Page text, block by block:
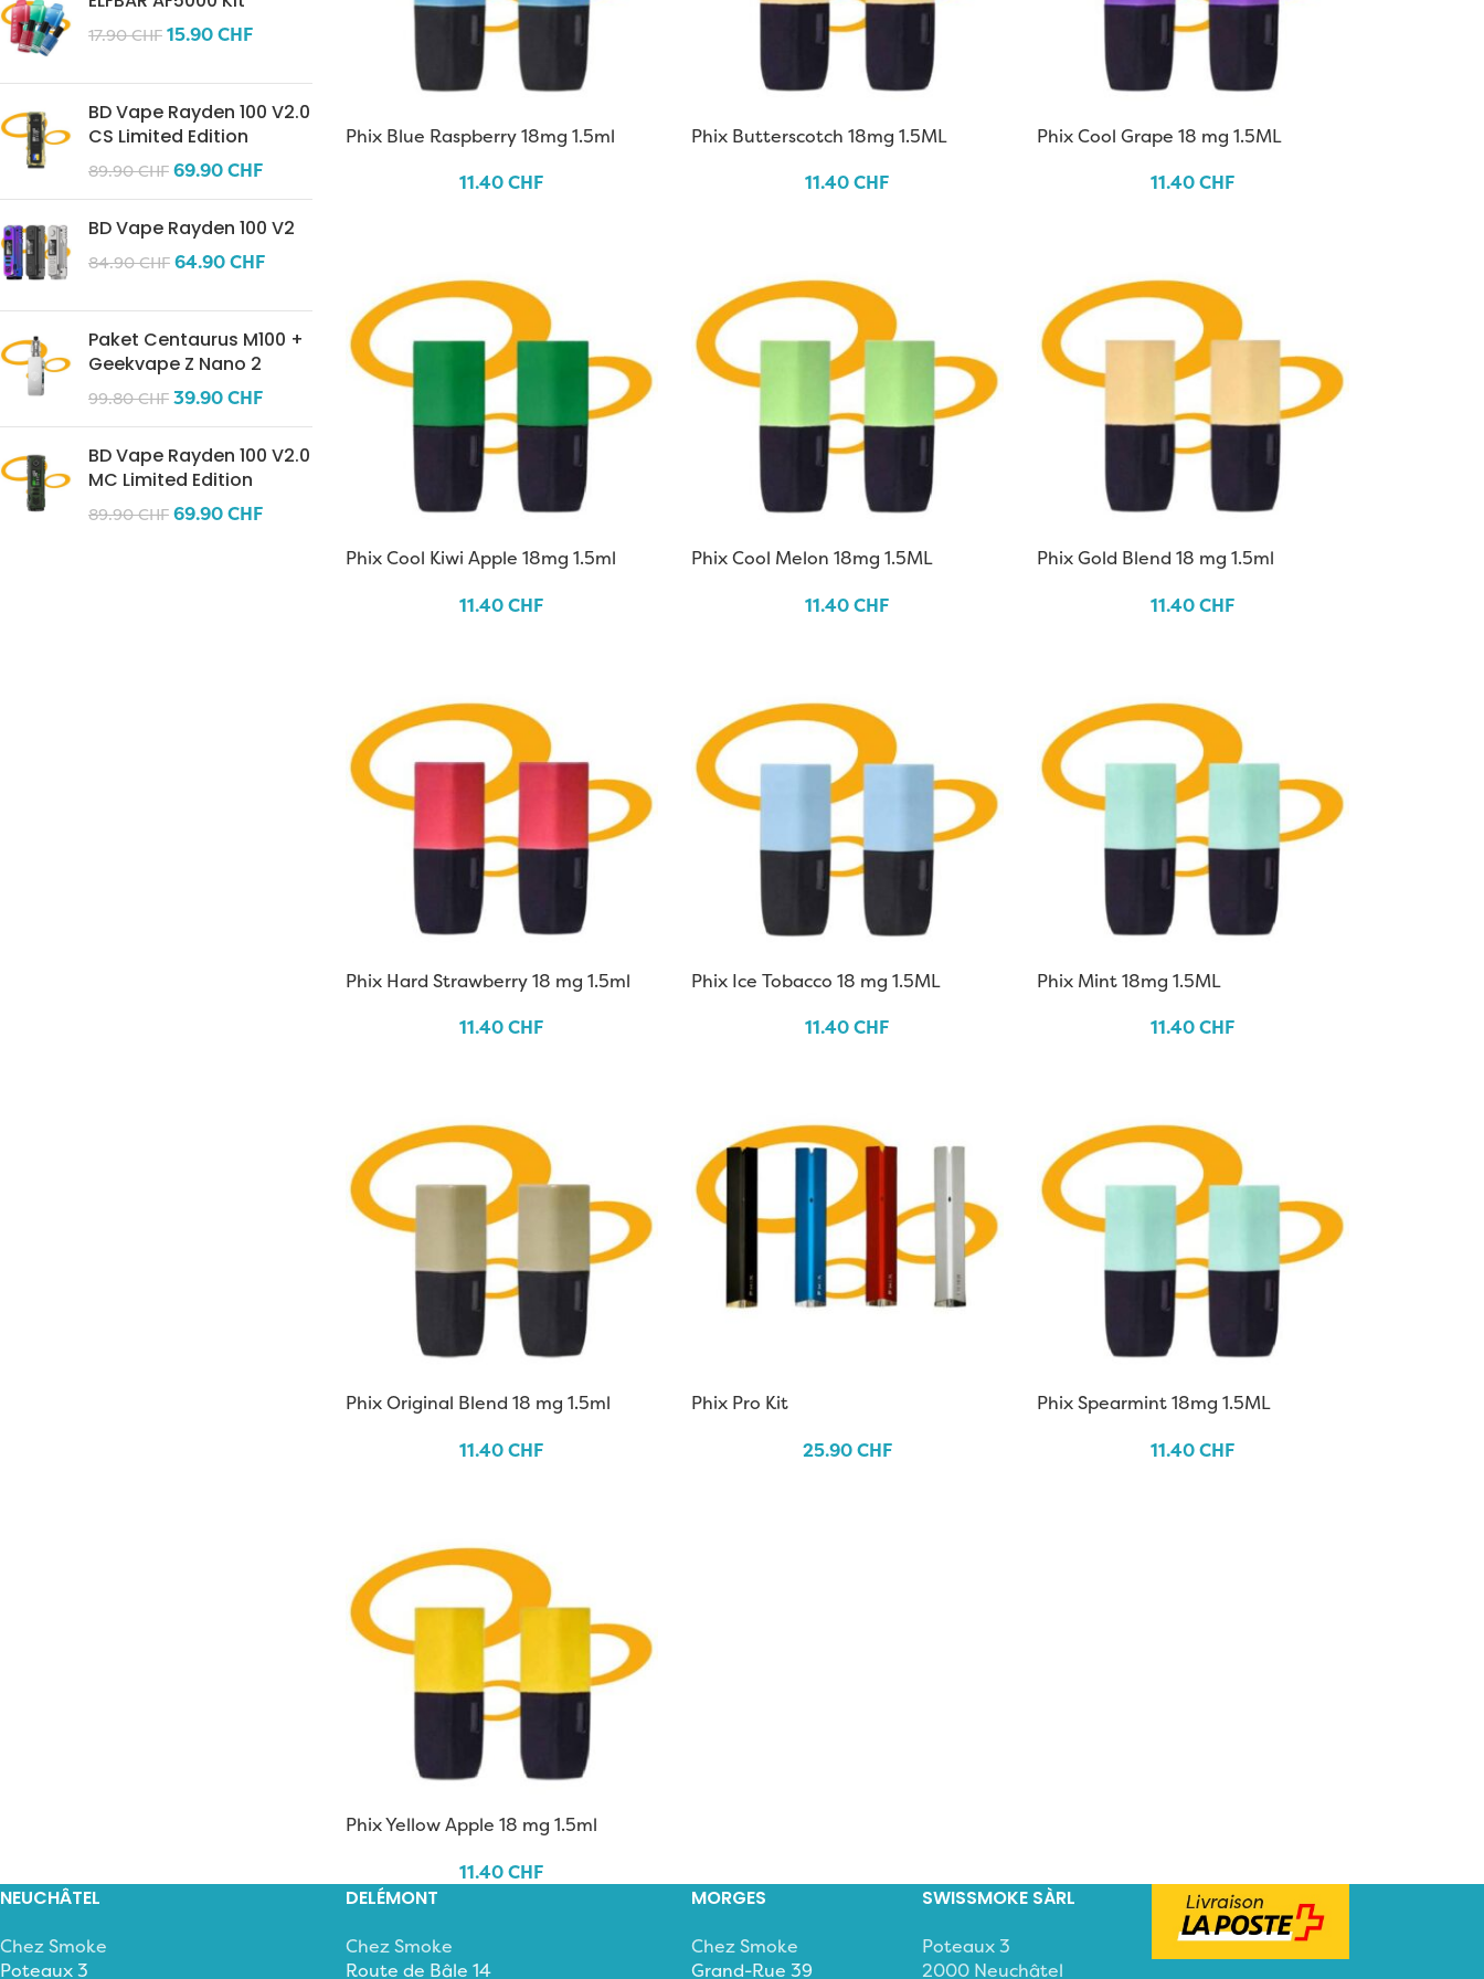
17.90CHF 15.90CHF
BD Vape Rayden 100 V2.0
CS Limited Edition
89.90CHF 69.90CHF
BD Vape Rayden 100 V2
84.90CHF 64.90CHF
Paket Centaurus M100 +
Geekvape Z Nano 2
99.80CHF 39.90CHF
BD Vape Rayden 100 V2.0
MC Limited Edition
89.90CHF 69.90CHF
Phix Blue Raspberry 18mg 1.5ml
11.40CHF
Phix Butterscotch 18mg 1.5ML
11.40CHF
Phix Cool Grape 18 mg 1.5ML
11.40CHF
Phix Cool Kiwi Apple 18mg 1.5ml
11.40CHF
Phix Cool Melon 18mg 1.5ML
11.40CHF
Phix Gold Blend 18 mg 1.5ml
11.40CHF
Phix Hard Strawberry 18 mg 1.5ml
11.40CHF
Phix Ice Tobacco 18 mg 1.5ML
11.40CHF
Phix Mint 18mg 1.5ML
11.40CHF
Phix Original Blend 18 mg 1.5ml
11.40CHF
Phix Pro Kit
25.90CHF
Phix Spearmint 18mg 1.5ML
11.40CHF
Phix Yellow Apple 18 mg 1.5ml
11.40CHF
NEUCHÂTEL
Chez Smoke
Poteaux 3
DELÉMONT
Chez Smoke
Route de Bâle 14
MORGES
Chez Smoke
Grand-Rue 39
SWISSMOKE SÀRL
Poteaux 3
2000 Neuchâtel